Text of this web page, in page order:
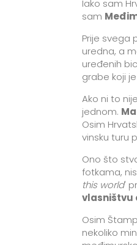
Iako sam
sam
Prije svega
uredna, a
uređenih
grabe koji
Ako ni to
jednom.
Osim
vinsku turu
Ono što
fotkama,
this world'
vlasništvu
Osim
nekoliko